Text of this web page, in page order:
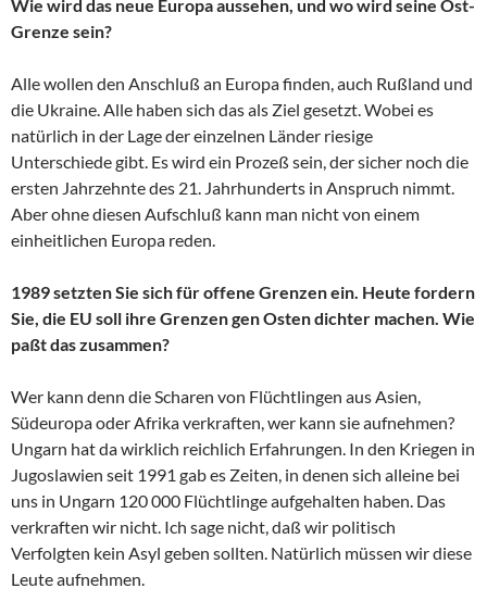
Wie wird das neue Europa aussehen, und wo wird seine Ost-
Grenze sein?
Alle wollen den Anschluß an Europa finden, auch Rußland und
die Ukraine. Alle haben sich das als Ziel gesetzt. Wobei es
natürlich in der Lage der einzelnen Länder riesige
Unterschiede gibt. Es wird ein Prozeß sein, der sicher noch die
ersten Jahrzehnte des 21. Jahrhunderts in Anspruch nimmt.
Aber ohne diesen Aufschluß kann man nicht von einem
einheitlichen Europa reden.
1989 setzten Sie sich für offene Grenzen ein. Heute fordern
Sie, die EU soll ihre Grenzen gen Osten dichter machen. Wie
paßt das zusammen?
Wer kann denn die Scharen von Flüchtlingen aus Asien,
Südeuropa oder Afrika verkraften, wer kann sie aufnehmen?
Ungarn hat da wirklich reichlich Erfahrungen. In den Kriegen in
Jugoslawien seit 1991 gab es Zeiten, in denen sich alleine bei
uns in Ungarn 120 000 Flüchtlinge aufgehalten haben. Das
verkraften wir nicht. Ich sage nicht, daß wir politisch
Verfolgten kein Asyl geben sollten. Natürlich müssen wir diese
Leute aufnehmen.